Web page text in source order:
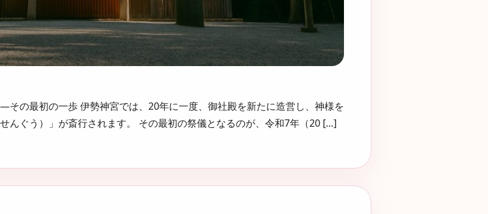
の最初の一歩 伊勢神宮では、20年に一度、御社殿を新たに造営し、神様を
んぐう）」が斎行されます。 その最初の祭儀となるのが、令和7年（20 […]